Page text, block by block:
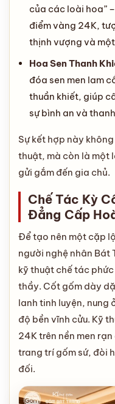
của các loài hoa”
điểm vàng 24K,
thịnh vượng và
Hoa Sen Thanh
đóa sen men lam
thuần khiết, giúp
sự bình an và
Sự kết hợp này
thuật, mà còn là một
gửi gắm đến gia chủ.
Chế Tác Kỳ
Đẳng Cấp
Để tạo nên một cặp
người nghệ nhân Bát
kỹ thuật chế tác
thầy. Cốt gốm dày
lanh tinh luyện, nung
độ bền vĩnh cửu. Kỹ
24K trên nền men
trang trí gốm sứ, đòi
đối.